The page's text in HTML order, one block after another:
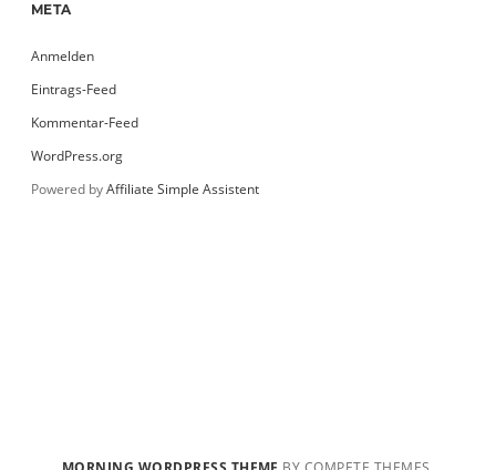
META
Anmelden
Eintrags-Feed
Kommentar-Feed
WordPress.org
Powered byAffiliate Simple Assistent